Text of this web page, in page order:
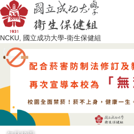
跳
到
主
要
內
容
區
NCKU, 國立成功大學-衛生保健組